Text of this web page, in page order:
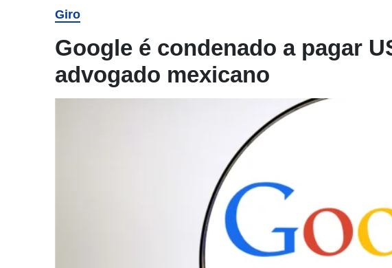
Giro
Google é condenado a pagar
advogado mexicano